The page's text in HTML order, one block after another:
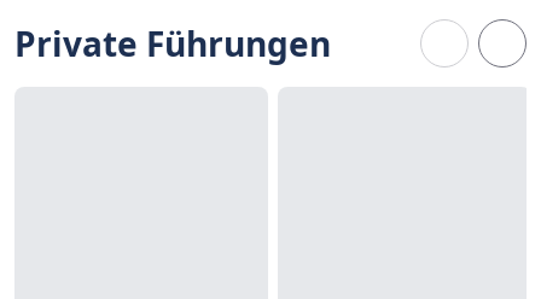
Private Führungen